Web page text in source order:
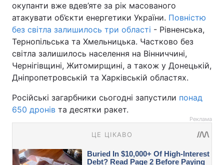
окупанти вже вдев’яте за рік масованого
атакувати об’єкти енергетики України. Повністю
без світла залишилось три області - Рівненська,
Тернопільська та Хмельницька. Частково без
світла залишилось населення на Вінниччині,
Чернігівщині, Житомирщині, а також у Донецькій,
Дніпропетровській та Харківській областях.
Російські загарбники сьогодні запустили понад
650 дронів та десятки ракет.
Реклама